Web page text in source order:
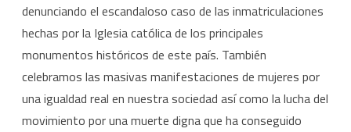
denunciando el escandaloso caso de las inmatriculaciones
hechas por la Iglesia católica de los principales
monumentos históricos de este país. También
celebramos las masivas manifestaciones de mujeres por
una igualdad real en nuestra sociedad así como la lucha del
movimiento por una muerte digna que ha conseguido